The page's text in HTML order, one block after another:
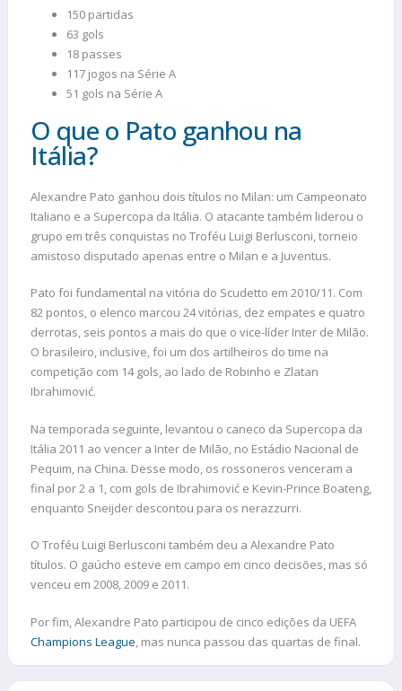
150 partidas
63 gols
18 passes
117 jogos na Série A
51 gols na Série A
O que o Pato ganhou na
Itália?
Alexandre Pato ganhou dois títulos no Milan: um Campeonato
Italiano e a Supercopa da Itália. O atacante também liderou o
grupo em três conquistas no Troféu Luigi Berlusconi, torneio
amistoso disputado apenas entre o Milan e a Juventus.
Pato foi fundamental na vitória do Scudetto em 2010/11. Com
82 pontos, o elenco marcou 24 vitórias, dez empates e quatro
derrotas, seis pontos a mais do que o vice-líder Inter de Milão.
O brasileiro, inclusive, foi um dos artilheiros do time na
competição com 14 gols, ao lado de Robinho e Zlatan
Ibrahimović.
Na temporada seguinte, levantou o caneco da Supercopa da
Itália 2011 ao vencer a Inter de Milão, no Estádio Nacional de
Pequim, na China. Desse modo, os rossoneros venceram a
final por 2 a 1, com gols de Ibrahimović e Kevin-Prince Boateng,
enquanto Sneijder descontou para os nerazzurri.
O Troféu Luigi Berlusconi também deu a Alexandre Pato
títulos. O gaúcho esteve em campo em cinco decisões, mas só
venceu em 2008, 2009 e 2011.
Por fim, Alexandre Pato participou de cinco edições da UEFA
Champions League, mas nunca passou das quartas de final.